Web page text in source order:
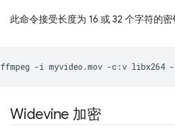
此命令接受长度为 16 或 32 个字符的密
ffmpeg -i myvideo.mov -c:v libx264
Widevine 加密